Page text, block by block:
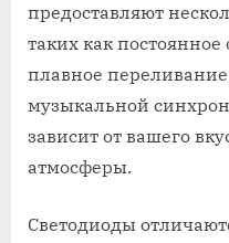
предоставляют
таких как
плавное
музыкальной
зависит от вашего
атмосферы.
Светодиоды